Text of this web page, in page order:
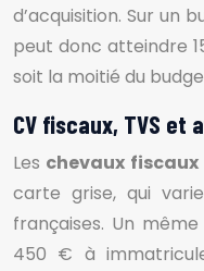
d’acquisition. Sur un
peut donc atteindre
soit la moitié du
CV fiscaux, TVS et
Les chevaux fiscaux
carte grise, qui
françaises. Un
450 € à